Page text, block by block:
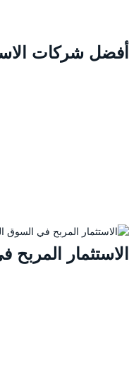
شركات
المربح